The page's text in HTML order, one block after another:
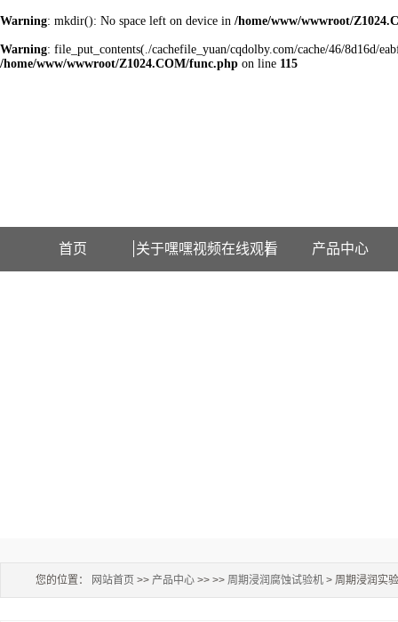
Warning: mkdir(): No space left on device in /home/www/wwwroot/
Warning: file_put_contents(./cachefile_yuan/cqdolby.com/cache/46/8d16d/
/home/www/wwwroot/Z1024.COM/func.php on line 115
首页 关于嘿嘿视频在线观看 产品中心
您的位置： 网站首页 >> 产品中心 >> >> 周期浸润腐蚀试验机 > 周期浸润实